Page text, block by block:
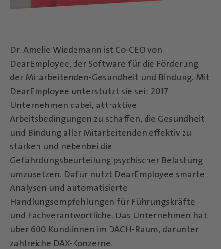
Dr. Amelie Wiedemann ist Co-CEO von
DearEmployee, der Software für die Förderung
der Mitarbeitenden-Gesundheit und Bindung. Mit
DearEmployee unterstützt sie seit 2017
Unternehmen dabei, attraktive
Arbeitsbedingungen zu schaffen, die Gesundheit
und Bindung aller Mitarbeitenden effektiv zu
stärken und nebenbei die
Gefährdungsbeurteilung psychischer Belastung
umzusetzen. Dafür nutzt DearEmployee smarte
Analysen und automatisierte
Handlungsempfehlungen für Führungskräfte
und Fachverantwortliche. Das Unternehmen hat
über 600 Kund:innen im DACH-Raum, darunter
zahlreiche DAX-Konzerne.